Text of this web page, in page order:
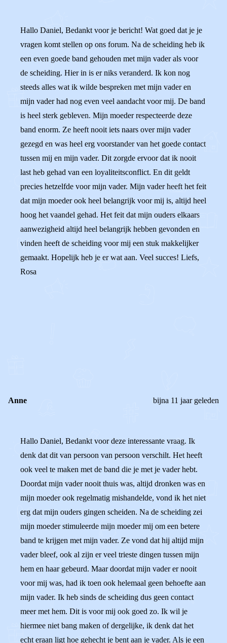
Hallo Daniel, Bedankt voor je bericht! Wat goed dat je je
vragen komt stellen op ons forum. Na de scheiding heb ik
een even goede band gehouden met mijn vader als voor
de scheiding. Hier in is er niks veranderd. Ik kon nog
steeds alles wat ik wilde bespreken met mijn vader en
mijn vader had nog even veel aandacht voor mij. De band
is heel sterk gebleven. Mijn moeder respecteerde deze
band enorm. Ze heeft nooit iets naars over mijn vader
gezegd en was heel erg voorstander van het goede contact
tussen mij en mijn vader. Dit zorgde ervoor dat ik nooit
last heb gehad van een loyaliteitsconflict. En dit geldt
precies hetzelfde voor mijn vader. Mijn vader heeft het feit
dat mijn moeder ook heel belangrijk voor mij is, altijd heel
hoog het vaandel gehad. Het feit dat mijn ouders elkaars
aanwezigheid altijd heel belangrijk hebben gevonden en
vinden heeft de scheiding voor mij een stuk makkelijker
gemaakt. Hopelijk heb je er wat aan. Veel succes! Liefs,
Rosa
Anne bijna 11 jaar geleden
Hallo Daniel, Bedankt voor deze interessante vraag. Ik
denk dat dit van persoon van persoon verschilt. Het heeft
ook veel te maken met de band die je met je vader hebt.
Doordat mijn vader nooit thuis was, altijd dronken was en
mijn moeder ook regelmatig mishandelde, vond ik het niet
erg dat mijn ouders gingen scheiden. Na de scheiding zei
mijn moeder stimuleerde mijn moeder mij om een betere
band te krijgen met mijn vader. Ze vond dat hij altijd mijn
vader bleef, ook al zijn er veel trieste dingen tussen mijn
hem en haar gebeurd. Maar doordat mijn vader er nooit
voor mij was, had ik toen ook helemaal geen behoefte aan
mijn vader. Ik heb sinds de scheiding dus geen contact
meer met hem. Dit is voor mij ook goed zo. Ik wil je
hiermee niet bang maken of dergelijke, ik denk dat het
echt eraan ligt hoe gehecht je bent aan je vader. Als je een